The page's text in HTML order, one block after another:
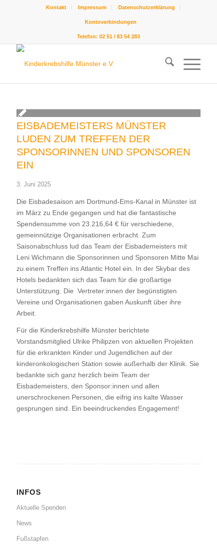
Kontakt Impressum Datenschutzerklärung
Kontoverbindungen
Telefon: 02 51 / 83 54 283
EISBADEMEISTERS MÜNSTER
LUDEN ZUM TREFFEN DER
SPONSORINNEN UND SPONSOREN
EIN
3. Juni 2025
Die Eisbadesaison am Dortmund-Ems-Kanal in Münster ist
im März zu Ende gegangen und hat die fantastische
Spendensumme von 23.216,64 € für verschiedene,
gemeinnützige Organisationen erbracht. Zum
Saisonabschluss lud das Team der Eisbademeisters mit
Leni Wichmann die Sponsorinnen und Sponsoren Mitte Mai
zu einem Treffen ins Atlantic Hotel ein. In der Skybar des
Hotels bedankten sich das Team für die großartige
Unterstützung. Die Vertreter:innen der begünstigten
Vereine und Organisationen gaben Auskunft über ihre
Arbeit.
Für die Kinderkrebshilfe Münster berichtete
Vorstandsmitglied Ulrike Philipzen von aktuellen Projekten
für die erkrankten Kinder und Jugendlichen auf der
kinderonkologischen Station sowie außerhalb der Klinik. Sie
bedankte sich ganz herzlich beim Team der
Eisbademeisters, den Sponsor:innen und allen
unerschrockenen Personen, die eifrig ins kalte Wasser
gesprungen sind. Ein beeindruckendes Engagement!
INFOS
Aktuelle Spenden
News
Fußstapfen